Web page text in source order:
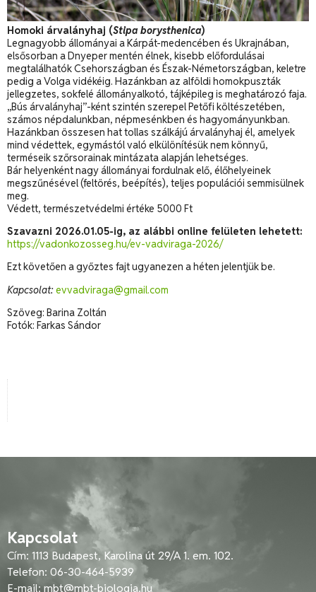
Homoki árvalányhaj (Stipa borysthenica)
Legnagyobb állományai a Kárpát-medencében és Ukrajnában,
elsősorban a Dnyeper mentén élnek, kisebb előfordulásai
megtalálhatók Csehországban és Észak-Németországban, keletre
pedig a Volga vidékéig. Hazánkban az alföldi homokpuszták
jellegzetes, sokfelé állományalkotó, tájképileg is meghatározó faja.
„Bús árvalányhaj”-ként szintén szerepel Petőfi költészetében,
számos népdalunkban, népmesénkben és hagyományunkban.
Hazánkban összesen hat tollas szálkájú árvalányhaj él, amelyek
mind védettek, egymástól való elkülönítésük nem könnyű,
terméseik szőrsorainak mintázata alapján lehetséges.
Bár helyenként nagy állományai fordulnak elő, élőhelyeinek
megszűnésével (feltörés, beépítés), teljes populációi semmisülnek
meg.
Védett, természetvédelmi értéke 5000 Ft
Szavazni 2026.01.05-ig, az alábbi online felületen lehetett:
https://vadonkozosseg.hu/ev-vadviraga-2026/
Ezt követően a győztes fajt ugyanezen a héten jelentjük be.
Kapcsolat: evvadviraga@gmail.com
Szöveg: Barina Zoltán
Fotók: Farkas Sándor
Kapcsolat
Cím: 1113 Budapest, Karolina út 29/A 1. em. 102.
Telefon: 06-30-464-5939
E-mail:mbt@mbt-biologia.hu